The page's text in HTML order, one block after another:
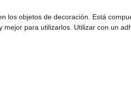
los objetos de decoración. Está
para utilizarlos. Utilizar con un